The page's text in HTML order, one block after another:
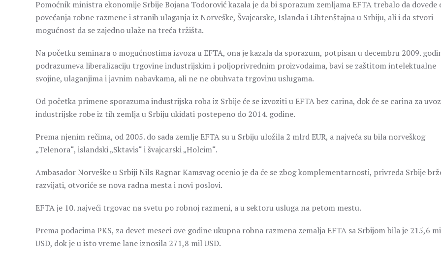
Pomoćnik ministra ekonomije Srbije Bojana Todorović kazala je da bi sporazum zemljama EFTA trebalo da dovede
povećanja robne razmene i stranih ulaganja iz Norveške, Švajcarske, Islanda i Lihtenštajna u Srbiju, ali i da stvori
mogućnost da se zajedno ulaže na treća tržišta.
Na početku seminara o mogućnostima izvoza u EFTA, ona je kazala da sporazum, potpisan u decembru 2009.
podrazumeva liberalizaciju trgovine industrijskim i poljoprivrednim proizvodaima, bavi se zaštitom intelektualne
svojine, ulaganjima i javnim nabavkama, ali ne ne obuhvata trgovinu uslugama.
Od početka primene sporazuma industrijska roba iz Srbije će se izvoziti u EFTA bez carina, dok će se carina za uvoz
industrijske robe iz tih zemlja u Srbiju ukidati postepeno do 2014. godine.
Prema njenim rečima, od 2005. do sada zemlje EFTA su u Srbiju uložila 2 mlrd EUR, a najveća su bila norveškog
„Telenora“, islandski „Sktavis“ i švajcarski „Holcim“.
Ambasador Norveške u Srbiji Nils Ragnar Kamsvag ocenio je da će se zbog komplementarnosti, privreda Srbije
razvijati, otvoriće se nova radna mesta i novi poslovi.
EFTA je 10. najveći trgovac na svetu po robnoj razmeni, a u sektoru usluga na petom mestu.
Prema podacima PKS, za devet meseci ove godine ukupna robna razmena zemalja EFTA sa Srbijom bila je 215,6
USD, dok je u isto vreme lane iznosila 271,8 mil USD.